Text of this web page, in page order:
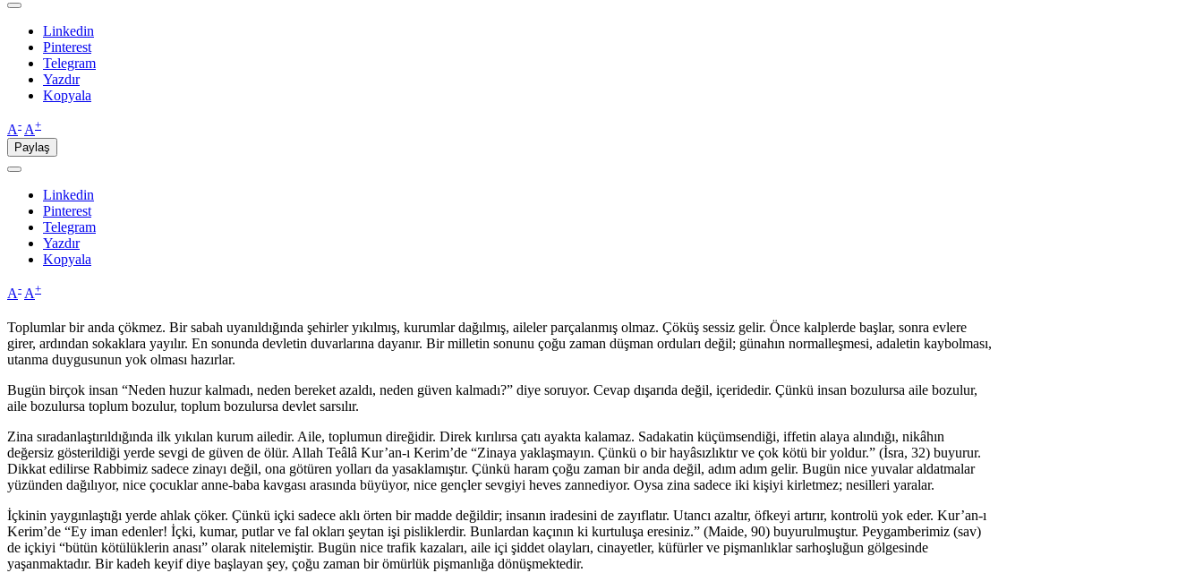
Linkedin
Pinterest
Telegram
Yazdır
Kopyala
A- A+
Paylaş
Linkedin
Pinterest
Telegram
Yazdır
Kopyala
A- A+
Toplumlar bir anda çökmez. Bir sabah uyanıldığında şehirler yıkılmış, kurumlar dağılmış, aileler parçalanmış olmaz. Çöküş sessiz gelir. Önce kalplerde başlar, sonra evlere
girer, ardından sokaklara yayılır. En sonunda devletin duvarlarına dayanır. Bir milletin sonunu çoğu zaman düşman orduları değil; günahın normalleşmesi, adaletin kaybolması,
utanma duygusunun yok olması hazırlar.
Bugün birçok insan “Neden huzur kalmadı, neden bereket azaldı, neden güven kalmadı?” diye soruyor. Cevap dışarıda değil, içeridedir. Çünkü insan bozulursa aile bozulur,
aile bozulursa toplum bozulur, toplum bozulursa devlet sarsılır.
Zina sıradanlaştırıldığında ilk yıkılan kurum ailedir. Aile, toplumun direğidir. Direk kırılırsa çatı ayakta kalamaz. Sadakatin küçümsendiği, iffetin alaya alındığı, nikâhın
değersiz gösterildiği yerde sevgi de güven de ölür. Allah Teâlâ Kur’an-ı Kerim’de “Zinaya yaklaşmayın. Çünkü o bir hayâsızlıktır ve çok kötü bir yoldur.” (İsra, 32) buyurur.
Dikkat edilirse Rabbimiz sadece zinayı değil, ona götüren yolları da yasaklamıştır. Çünkü haram çoğu zaman bir anda değil, adım adım gelir. Bugün nice yuvalar aldatmalar
yüzünden dağılıyor, nice çocuklar anne-baba kavgası arasında büyüyor, nice gençler sevgiyi heves zannediyor. Oysa zina sadece iki kişiyi kirletmez; nesilleri yaralar.
İçkinin yaygınlaştığı yerde ahlak çöker. Çünkü içki sadece aklı örten bir madde değildir; insanın iradesini de zayıflatır. Utancı azaltır, öfkeyi artırır, kontrolü yok eder. Kur’an-ı
Kerim’de “Ey iman edenler! İçki, kumar, putlar ve fal okları şeytan işi pisliklerdir. Bunlardan kaçının ki kurtuluşa eresiniz.” (Maide, 90) buyurulmuştur. Peygamberimiz (sav)
de içkiyi “bütün kötülüklerin anası” olarak nitelemiştir. Bugün nice trafik kazaları, aile içi şiddet olayları, cinayetler, küfürler ve pişmanlıklar sarhoşluğun gölgesinde
yaşanmaktadır. Bir kadeh keyif diye başlayan şey, çoğu zaman bir ömürlük pişmanlığa dönüşmektedir.